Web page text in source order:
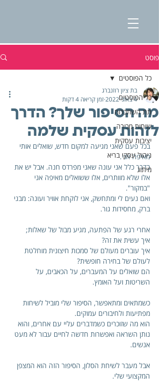
פוסט
כל הפוסטים
תת השתכרות
שיחות מכירה
יציבות עסקית
ניהול עסקי בריא
מיתוג
כל הפוסטים
מה הסיפור שלך? הדרך
לזהות עסקית שלמה
בת ציון רוזנברג
4 באוג׳ 2022
זמן קריאה 4 דקות
בכל פעם שאני מגיעה למקום חדש, שואלים אותי
מאיפה אני.
בדרך כלל אני עונה שאני מפרדס חנה. אבל יש את
אלו שלא מוותרים, אלו ששואלים מאיפה אני
"במקור".
ואם נעים לי ומתחשק, אני לוקחת אוויר ועונה: מבני
ברק, מחסידות גור.
אחרי רגע של הפתעה, מגיע מבול של שאלות;
איך עשית את זה?
איך עוברים מעולם של סמכות חיצונית מוחלטת
לעולם של בחירה חופשית?
הם שואלים על המעברים, על הכאבים, על
השריטות ועל האומץ.
כשמתאים ומתאפשר, הסיפור שלי מוביל לשיחות
מפתיעות ולחיבורים עמוקים.
הוא מה שזוכרים כשמדברים עליי עם אחרים, והוא
נותן השראה ואפשרות חדשה לחיים עבור לא מעט
אנשים.
אבל מעבר לשיחת הסלון, הסיפור הזה הוא המצפן
המקצועי שלי.